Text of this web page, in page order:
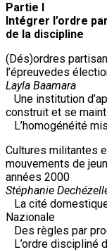
Partie I
Intégrer l’ordre
de la discipline
(Dés)ordres
l’épreuvedes
Layla Baamara
Une institution
construit et se
L’homogénéité
Cultures militantes
mouvements de
années 2000
Stéphanie
La cité
Nazionale
Des règles par
L’ordre discipliné